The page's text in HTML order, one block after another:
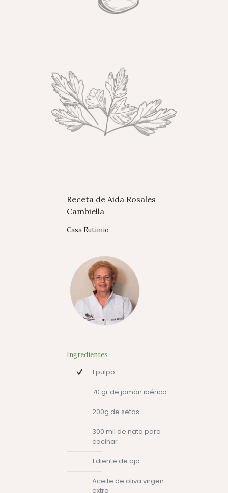
Receta de Aida Rosales
Cambiella
Casa Eutimio
Ingredientes
1 pulpo
70 gr de jamón ibérico
200g de setas
300 mil de nata para
cocinar
1 diente de ajo
Aceite de oliva virgen
extra